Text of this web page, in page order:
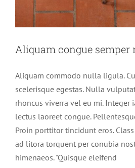
Aliquam congue semper
Aliquam commodo nulla ligula.
scelerisque egestas. Nulla
rhoncus viverra vel eu mi. Integer
lectus laoreet congue.
Proin porttitor tincidunt eros.
ad litora torquent per conubia
himenaeos. "Quisque eleifend